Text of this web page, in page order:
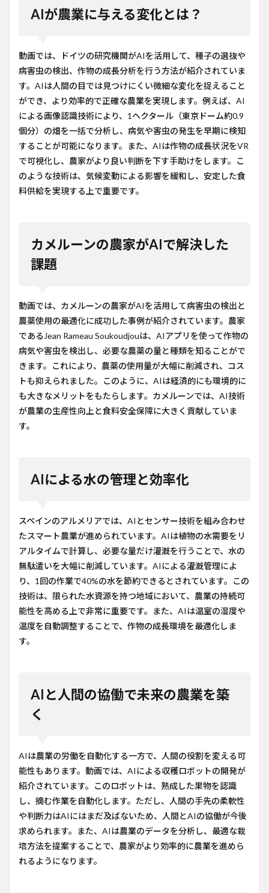
AIが農業に与える変化とは？
動画では、ドイツの研究機関がAIを活用して、種子の選抜や
病害虫の検出、作物の成長分析を行う方法が紹介されていま
す。AIは人間の目では見つけにくい微細な変化を捉えること
ができ、より効率的で正確な農業を実現します。例えば、AI
による画像認識技術により、1ヘクタール（東京ドーム約0.9
個分）の畑を一括で分析し、病気や害虫の発生を早期に検知
することが可能になります。また、AIは作物の成長状況をVR
で可視化し、農家がより良い判断を下す手助けをします。こ
のような技術は、気候変動による影響を緩和し、安定した食
料供給を実現する上で重要です。
カメルーンの農家がAIで解決した
課題
動画では、カメルーンの農家がAIを活用して病害虫の検出と
農薬使用の最適化に成功した事例が紹介されています。農家
であるJean Rameau Soukoudjouは、AIアプリを使って作物の
病気や害虫を検出し、必要な農薬の量と種類を知ることがで
きます。これにより、農薬の使用量が大幅に削減され、コス
トも抑えられました。このように、AIは経済的にも環境的に
も大きなメリットをもたらします。カメルーンでは、AI技術
が農業の生産性向上と食料安全保障に大きく貢献していま
す。
AIによる水の管理と効率化
スペインのアルメリアでは、AIとセンサー技術を組み合わせ
たスマート農業が進められています。AIは植物の水需要をリ
アルタイムで計算し、必要な量だけ灌漑を行うことで、水の
無駄遣いを大幅に削減しています。AIによる灌漑管理によ
り、1回の作業で40%の水を節約できるとされています。この
技術は、限られた水資源を持つ地域において、農業の持続可
能性を高める上で非常に重要です。また、AIは温室の湿度や
温度を自動調整することで、作物の成長環境を最適化しま
す。
AIと人間の協働で未来の農業を築
く
AIは農業の労働を自動化する一方で、人間の役割を変える可
能性もあります。動画では、AIによる収穫ロボットの開発が
紹介されています。このロボットは、熟成した果物を認識
し、摘む作業を自動化します。ただし、人間の手先の柔軟性
や判断力はAIにはまだ及ばないため、人間とAIの協働が今後
求められます。また、AIは農業のデータを分析し、最適な栽
培方法を提案することで、農家がより効率的に農業を進めら
れるようになります。